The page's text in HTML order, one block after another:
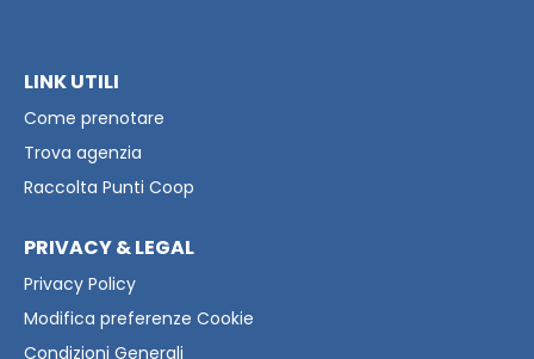
LINK UTILI
Come prenotare
Trova agenzia
Raccolta Punti Coop
PRIVACY & LEGAL
Privacy Policy
Modifica preferenze Cookie
Condizioni Generali